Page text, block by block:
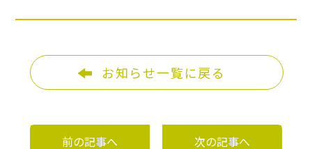
お知らせ一覧に戻る
前の記事へ 次の記事へ